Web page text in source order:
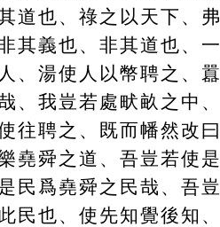
道也、祿之以天下、
其義也、非其道也、
、湯使人以幣聘之、
、我豈若處畎畝之中
往聘之、既而幡然改
堯舜之道、吾豈若使
民爲堯舜之民哉、吾
民也、使先知覺後知